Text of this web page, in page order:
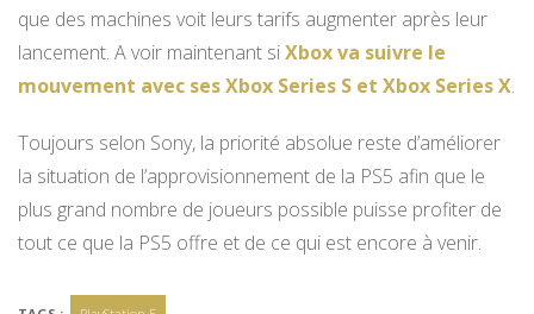
que des machines voit leurs tarifs augmenter après leur
lancement. A voir maintenant siXbox va suivre le
mouvement avec ses Xbox Series S et Xbox Series X.
Toujours selon Sony, la priorité absolue reste d’améliorer
la situation de l’approvisionnement de la PS5 afin que le
plus grand nombre de joueurs possible puisse profiter de
tout ce que la PS5 offre et de ce qui est encore à venir.